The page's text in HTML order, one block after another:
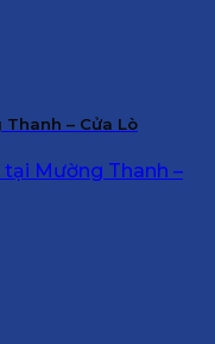
– Cửa Lò
Mường Thanh –